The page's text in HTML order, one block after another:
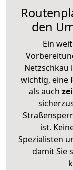
den
Ein
Netzschkau
wichtig, eine
als auch
ist.
Spezialisten
damit Sie